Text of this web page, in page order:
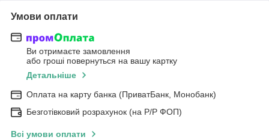
Умови оплати
Ви отримаєте замовлення
або гроші повернуться на вашу картку
Детальніше
Оплата на карту банка (ПриватБанк, Монобанк)
Безготівковий розрахунок (на Р/Р ФОП)
Всі умови оплати